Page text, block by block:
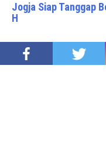
Jogja Siap Tanggap
H